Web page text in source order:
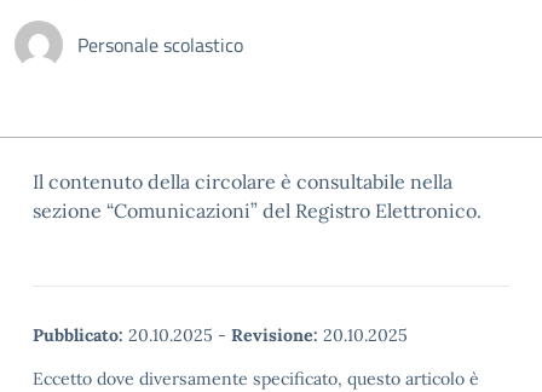
Personale scolastico
Il contenuto della circolare è consultabile nella
sezione “Comunicazioni” del Registro Elettronico.
Pubblicato: 20.10.2025 - Revisione: 20.10.2025
Eccetto dove diversamente specificato, questo articolo è